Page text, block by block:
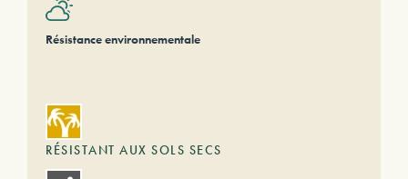
Résistance environnementale
RÉSISTANT AUX SOLS SECS